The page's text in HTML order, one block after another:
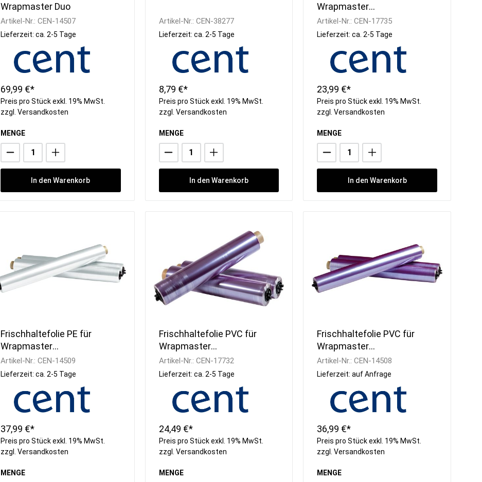
Wrapmaster Duo
Artikel-Nr.: CEN-14507
Lieferzeit: ca. 2-5 Tage
69,99 €*
Preis pro Stück exkl. 19% MwSt.
zzgl. Versandkosten
MENGE
In den Warenkorb
Artikel-Nr.: CEN-38277
Lieferzeit: ca. 2-5 Tage
8,79 €*
Preis pro Stück exkl. 19% MwSt.
zzgl. Versandkosten
MENGE
In den Warenkorb
Wrapmaster
Frischhaltefolie PE für
Wrapmaster, 30cm breit
Artikel-Nr.:CEN-17735
Lieferzeit: ca. 2-5 Tage
23,99 €*
Preis pro Stück exkl. 19% MwSt.
zzgl.Versandkosten
MENGE
In den Warenkorb
Frischhaltefolie PE für
Wrapmaster
Frischhaltefolie PE für
Wrapmaster, 45cm breit
Artikel-Nr.: CEN-14509
Lieferzeit: ca. 2-5 Tage
37,99 €*
Preis pro Stück exkl. 19% MwSt.
zzgl. Versandkosten
MENGE
Frischhaltefolie PVC für
Wrapmaster
Frischhaltefolie PVC für
Wrapmaster, 30cm breit
Artikel-Nr.: CEN-17732
Lieferzeit: ca. 2-5 Tage
24,49 €*
Preis pro Stück exkl. 19% MwSt.
zzgl. Versandkosten
MENGE
Frischhaltefolie PVC für
Wrapmaster
Frischhaltefolie PVC für
Wrapmaster, 45cm breit
Artikel-Nr.:CEN-14508
Lieferzeit: auf Anfrage
36,99 €*
Preis pro Stück exkl. 19% MwSt.
zzgl.Versandkosten
MENGE